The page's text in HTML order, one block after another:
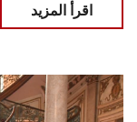
اقرأ المزيد